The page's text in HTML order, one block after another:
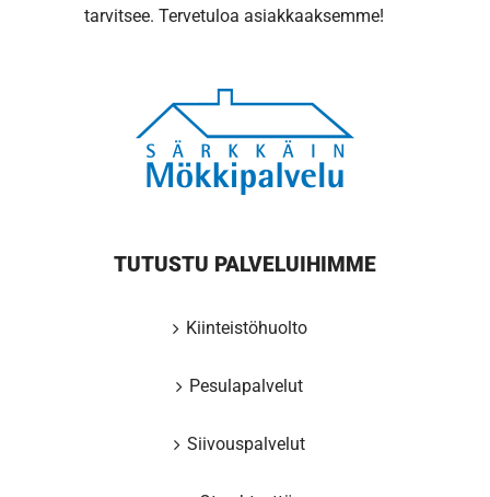
tarvitsee. Tervetuloa asiakkaaksemme!
TUTUSTU PALVELUIHIMME
Kiinteistöhuolto
Pesulapalvelut
Siivouspalvelut